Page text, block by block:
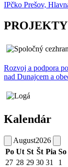
IPčko Prešov,
PROJEKTY
Rozvoj a podpora
nad Dunajcem a
Kalendár
August2026
Po Ut St Št Pia So
27 28 29 30 31 1